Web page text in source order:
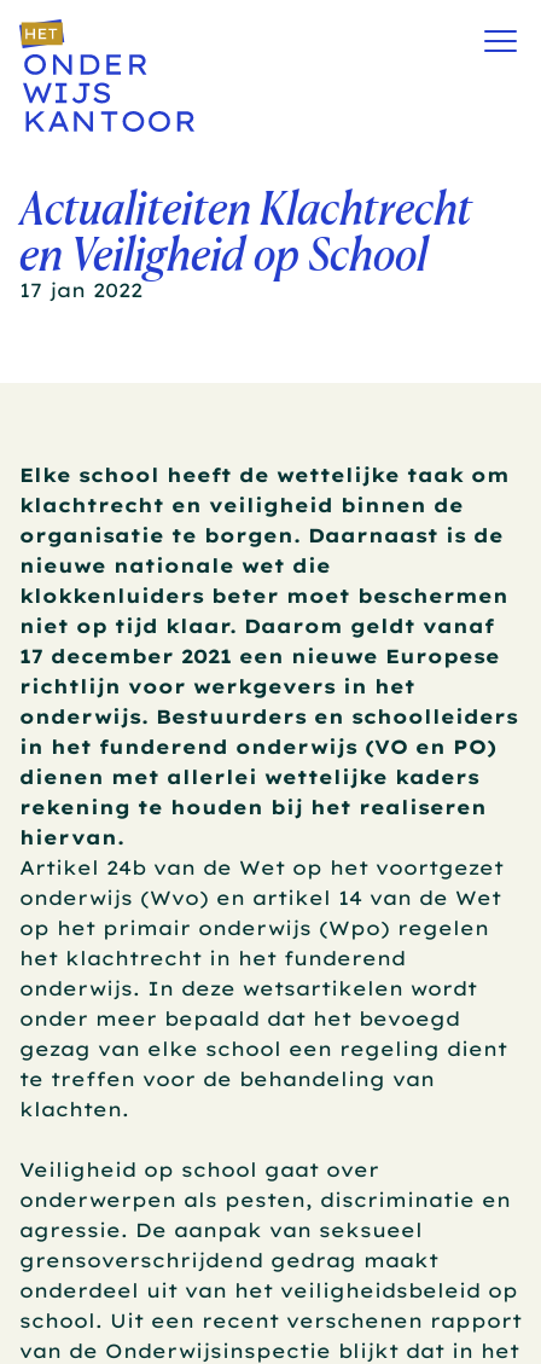
Actualiteiten Klachtrecht
en Veiligheid op School
17 jan 2022
Elke school heeft de wettelijke taak om
klachtrecht en veiligheid binnen de
organisatie te borgen. Daarnaast is de
nieuwe nationale wet die
klokkenluiders beter moet beschermen
niet op tijd klaar. Daarom geldt vanaf
17 december 2021 een nieuwe Europese
richtlijn voor werkgevers in het
onderwijs. Bestuurders en schoolleiders
in het funderend onderwijs (VO en PO)
dienen met allerlei wettelijke kaders
rekening te houden bij het realiseren
hiervan.
Artikel 24b van de Wet op het voortgezet
onderwijs (Wvo) en artikel 14 van de Wet
op het primair onderwijs (Wpo) regelen
het klachtrecht in het funderend
onderwijs. In deze wetsartikelen wordt
onder meer bepaald dat het bevoegd
gezag van elke school een regeling dient
te treffen voor de behandeling van
klachten.
Veiligheid op school gaat over
onderwerpen als pesten, discriminatie en
agressie. De aanpak van seksueel
grensoverschrijdend gedrag maakt
onderdeel uit van het veiligheidsbeleid op
school. Uit een recent verschenen rapport
van de Onderwijsinspectie blijkt dat in het